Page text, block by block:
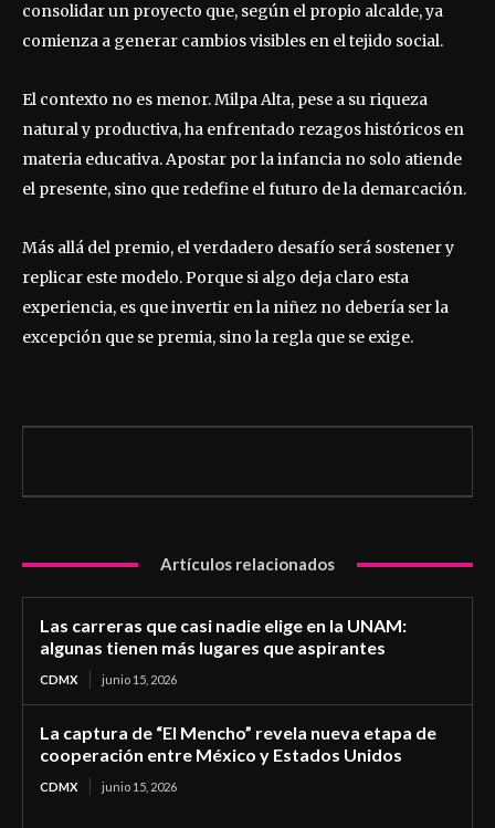
consolidar un proyecto que, según el propio alcalde, ya
comienza a generar cambios visibles en el tejido social.
El contexto no es menor. Milpa Alta, pese a su riqueza
natural y productiva, ha enfrentado rezagos históricos en
materia educativa. Apostar por la infancia no solo atiende
el presente, sino que redefine el futuro de la demarcación.
Más allá del premio, el verdadero desafío será sostener y
replicar este modelo. Porque si algo deja claro esta
experiencia, es que invertir en la niñez no debería ser la
excepción que se premia, sino la regla que se exige.
Artículos relacionados
Las carreras que casi nadie elige en la UNAM:
algunas tienen más lugares que aspirantes
CDMX junio 15, 2026
La captura de “El Mencho” revela nueva etapa de
cooperación entre México y Estados Unidos
CDMX junio 15, 2026